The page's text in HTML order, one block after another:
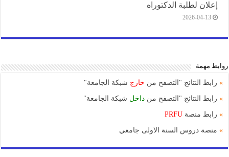
إعلان لطلبة الدكتوراه
2026-04-13
روابط مهمة
» رابط النتائج "التصفح من خارج شبكة الجامعة"
» رابط النتائج "التصفح منداخل شبكة الجامعة"
» رابط منصةPRFU
» منصة دروس السنة الاولى جامعي